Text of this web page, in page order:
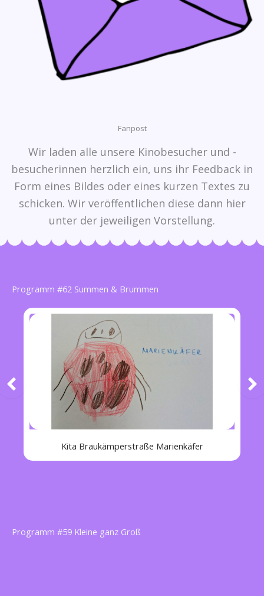
Fanpost
Wir laden alle unsere Kinobesucher und -
besucherinnen herzlich ein, uns ihr Feedback in
Form eines Bildes oder eines kurzen Textes zu
schicken. Wir veröffentlichen diese dann hier
unter der jeweiligen Vorstellung.
Programm #62 Summen & Brummen
Kita Braukämperstraße Marienkäfer
Programm #59 Kleine ganz Groß